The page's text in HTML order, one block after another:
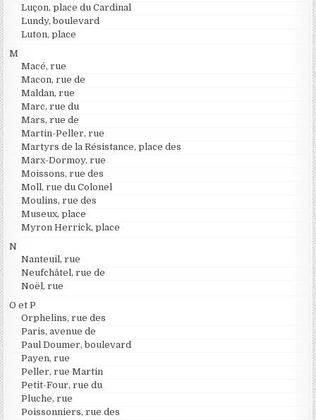
Luçon, place du Cardinal
Lundy, boulevard
Luton, place
M
Macé, rue
Macon, rue de
Maldan, rue
Marc, rue du
Mars, rue de
Martin-Peller, rue
Martyrs de la Résistance, place des
Marx-Dormoy, rue
Moissons, rue des
Moll, rue du Colonel
Moulins, rue des
Museux, place
Myron Herrick, place
N
Nanteuil, rue
Neufchâtel, rue de
Noël, rue
O et P
Orphelins, rue des
Paris, avenue de
Paul Doumer, boulevard
Payen, rue
Peller, rue Martin
Petit-Four, rue du
Pluche, rue
Poissonniers, rue des